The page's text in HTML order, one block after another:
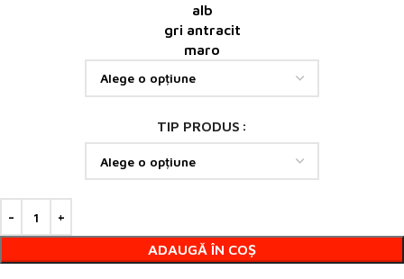
alb
gri antracit
maro
TIP PRODUS
ADAUGĂ ÎN COȘ